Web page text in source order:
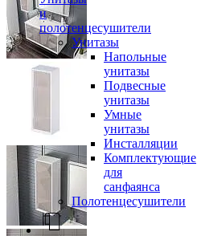
и
полотенцесушители
Унитазы
Напольные
унитазы
Подвесные
унитазы
Умные
унитазы
Инсталляции
Комплектующие
для
санфаянса
Полотенцесушители